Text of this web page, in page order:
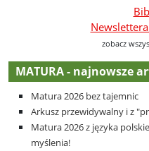
zobacz
MATURA - najnowsze
Matura 2026 bez tajemnic
Arkusz przewidywalny i z
Matura 2026 z języka
myślenia!